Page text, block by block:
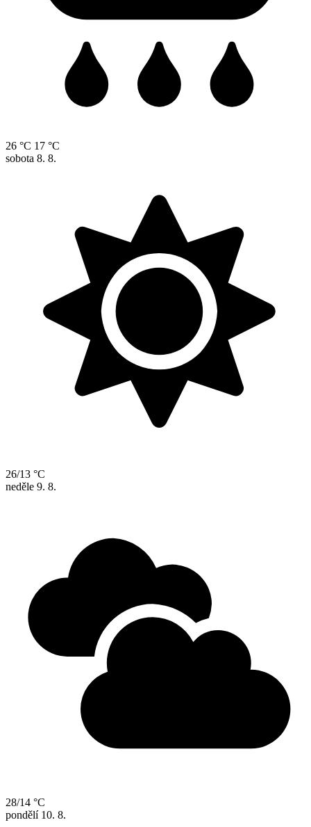
26 °C 17 °C
sobota 8. 8.
26/13 °C
neděle 9. 8.
28/14 °C
pondělí 10. 8.